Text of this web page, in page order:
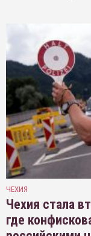
ЧЕХИЯ
Чехия стала
где